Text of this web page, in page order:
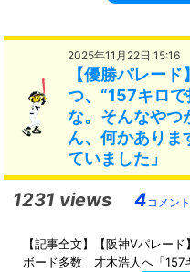
2025年11月22日 15:16
【優勝パレー
つ、“157キロ
な。そんなやつ
ん、何かありま
ていました」
1231 views 4コメント
【記事全文】【阪神Vパレー
ボード多数 才木浩人へ「157